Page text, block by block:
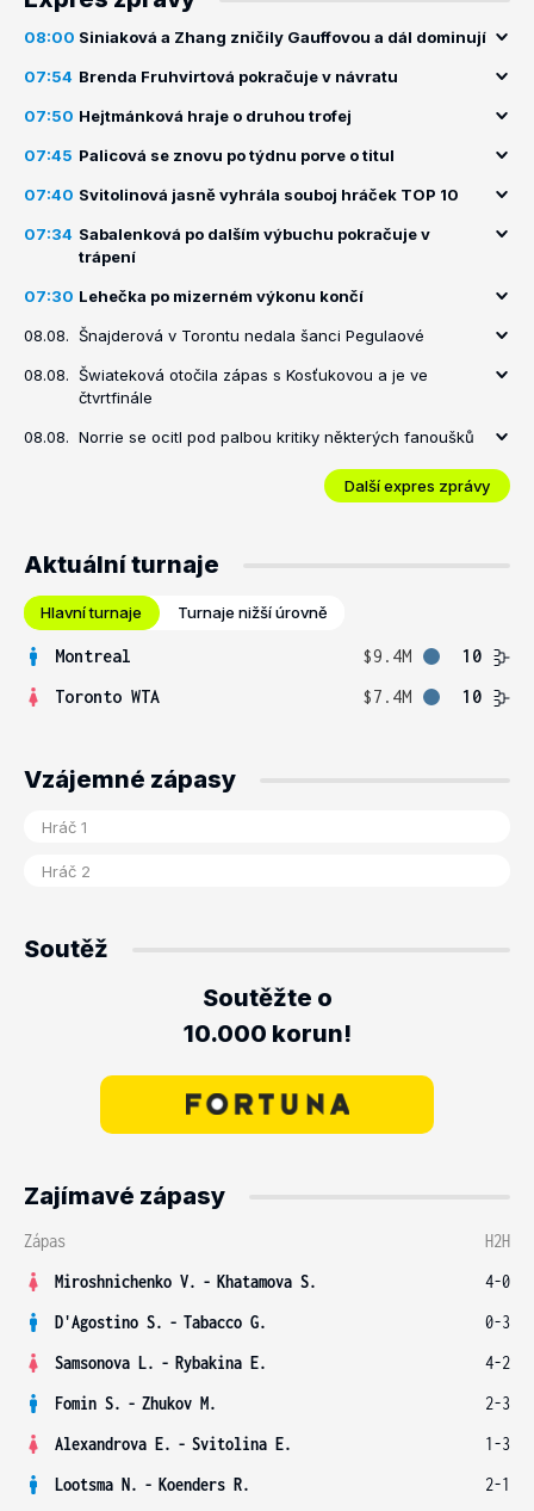
08:00 Siniaková a Zhang zničily Gauffovou a dál dominují
07:54 Brenda Fruhvirtová pokračuje v návratu
07:50 Hejtmánková hraje o druhou trofej
07:45 Palicová se znovu po týdnu porve o titul
07:40 Svitolinová jasně vyhrála souboj hráček TOP 10
07:34 Sabalenková po dalším výbuchu pokračuje v
trápení
07:30 Lehečka po mizerném výkonu končí
08.08. Šnajderová v Torontu nedala šanci Pegulaové
08.08. Šwiateková otočila zápas s Kosťukovou a je ve
čtvrtfinále
08.08. Norrie se ocitl pod palbou kritiky některých fanoušků
Další expres zprávy
Aktuální turnaje
Hlavní turnaje Turnaje nižší úrovně
Montreal $9.4M
10
Toronto WTA
$7.4M 10
Vzájemné zápasy
Soutěž
Soutěžte o
10.000 korun!
Zajímavé zápasy
Zápas
H2H
Miroshnichenko V. - Khatamova S.
4-0
D'Agostino S. - Tabacco G.
0-3
Samsonova L. - Rybakina E.
4-2
Fomin S. - Zhukov M.
2-3
Alexandrova E. - Svitolina E.
1-3
Lootsma N. - Koenders R. 2-1